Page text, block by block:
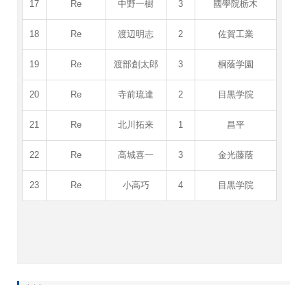
17 Re 中野一樹 3 國學院栃木
18 Re 渡辺明志 2 佐賀工業
19 Re 渡部創太郎 3 桐蔭学園
20 Re 寺前琉達 2 目黒学院
21 Re 北川拓来 1 昌平
22 Re 高城喜一 3 金光藤蔭
23 Re 小高巧 4 目黒学院